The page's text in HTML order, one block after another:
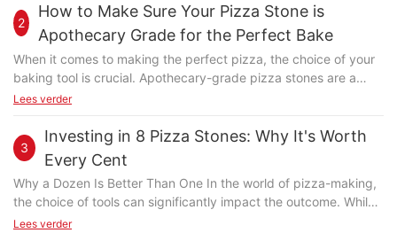
making is an art, and when it comes to achieving that signature
taste, the right tools are essential. Enter the thick pizza stone: a
revolutionary accessory that enhances every bite. This guide
delves into the world of homemade pizza-making, focusing on
how a thick pizza stone can elevate your culinary creations to
new heights. Understanding the Role of a Thick Pizza Stone A
design. Its thickness ensures even heat distribution, trapping
moisture and preventing edges from burning. Unlike a thin
stone, the thick variety excels in retaining flavor and structure.
By maintaining the right temperature, it caramelizes the crust
perfectly, creating that desirable golden-brown hue. Whether
2
How to Make Sure Your Pizza Stone is
Apothecary Grade for the Perfect Bake
When it comes to making the perfect pizza, the choice of your
baking tool is crucial. Apothecary-grade pizza stones are a
premium option, designed to withstand the intense heat of your
glass, ensuring consistent heat distribution and durability. They
are ideal for serious pizza enthusiasts who want the best results
every time. Selecting the Perfect Large Pizza Stone Choosing
the right pizza stone is essential for achieving a delicious and
professional-looking pizza. Here are some factors to consider: -
Size: Ensure the stone is a few inches larger than your pizza to
Lees verder
3
Investing in 8 Pizza Stones: Why It's Worth
Every Cent
Why a Dozen Is Better Than One In the world of pizza-making,
the choice of tools can significantly impact the outcome. While
a single pizza stone may seem sufficient, investing in a set of 8
Lees verder